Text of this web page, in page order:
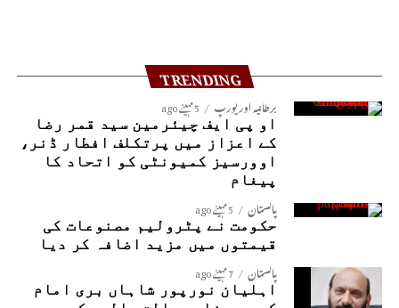
TRENDING
برطانیہ اور یورپ 5 مہینے ago
او پی ایف چیئرمین سید قمر رضا
کے اعزاز میں پرتکلف افطار ڈنر،
اوورسیز کمیونٹی کو اتحاد کا
پیغام
پاکستان 5 مہینے ago
حکومت نے پٹرولیم مصنوعات کی
قیمتوں میں مزید اضافہ کر دیا
پاکستان 7 مہینے ago
اہلیان نورپور شاہاں بری امام